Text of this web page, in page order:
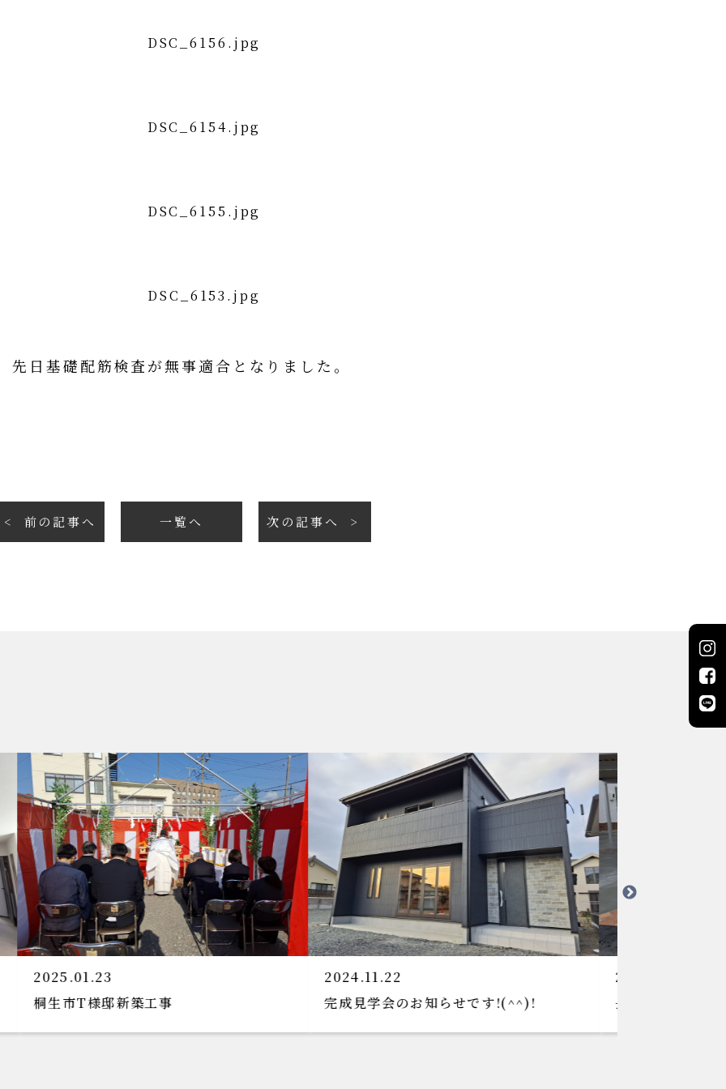
先日基礎配筋検査が無事適合となりました。
前の記事へ 一覧へ 次の記事へ
2024.11.22
完成見学会のお知らせです!(^^)!
2024.11.13
長瀞町S様邸外構工事